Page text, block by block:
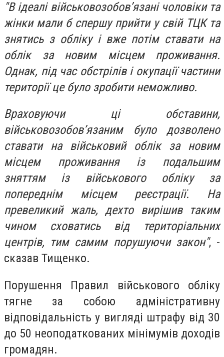
"В ідеалі військовозобов’язані чоловіки та
жінки мали б спершу прийти у свій ТЦК та
знятись з обліку і вже потім ставати на
облік за новим місцем проживання.
Однак, під час обстрілів і окупації частини
території це було зробити неможливо.
Враховуючи ці обставини,
військовозобов’язаним було дозволено
ставати на військовий облік за новим
місцем проживання із подальшим
зняттям із військового обліку за
попереднім місцем реєстрації. На
превеликий жаль, дехто вирішив таким
чином сховатись від територіальних
центрів, тим самим порушуючи закон", -
сказав Тищенко.
Порушення Правил військового обліку
тягне за собою адміністративну
відповідальність у вигляді штрафу від 30
до 50 неоподаткованих мінімумів доходів
громадян.